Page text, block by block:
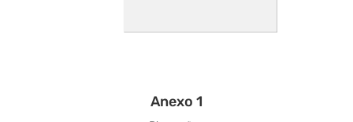
Anexo 1